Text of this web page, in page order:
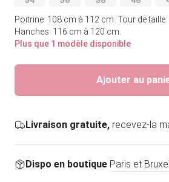
Variante épuisée ou indisponible
Variante épuisée ou
Variante
Poitrine: 108 cm à 112 cm. Tour de
Hanches: 116 cm à 120 cm.
Plus que 1 modèle disponible
Ajouter au
Livraison gratuite, recevez-la
Dispo en boutique Paris et